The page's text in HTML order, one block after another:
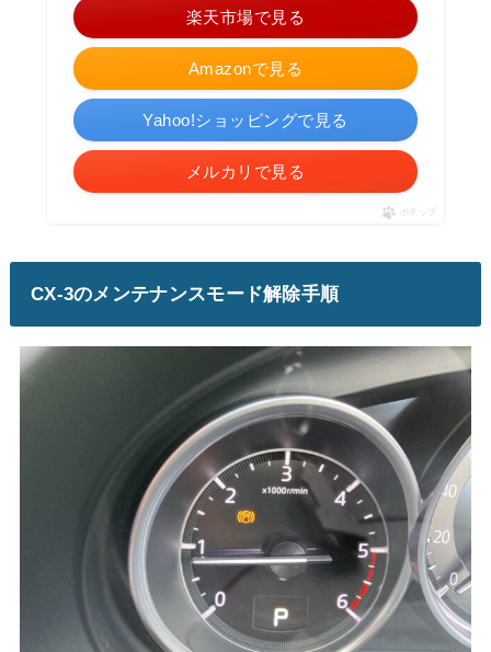
Amazonで見る
楽天市場で見る
Yahoo!ショッピングで見る
メルカリで見る
ポチップ
CX-3のメンテナンスモード解除手順